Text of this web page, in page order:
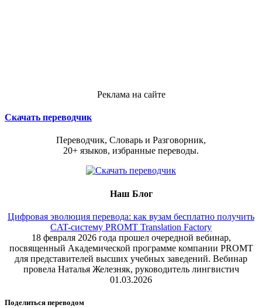
Реклама на сайте
Скачать переводчик
Переводчик, Словарь и Разговорник,
20+ языков, избранные переводы.
Наш Блог
Цифровая эволюция перевода: как вузам бесплатно получить
CAT-систему PROMT Translation Factory
18 февраля 2026 года прошел очередной вебинар,
посвященный Академической программе компании PROMT
для представителей высших учебных заведений. Вебинар
провела Наталья Железняк, руководитель лингвистич
01.03.2026
Поделиться переводом